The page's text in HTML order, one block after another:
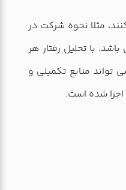
مثلا نحوه شرکت در
با تحلیل رفتار هر
منابع تکمیلی و
اجرا شده است.